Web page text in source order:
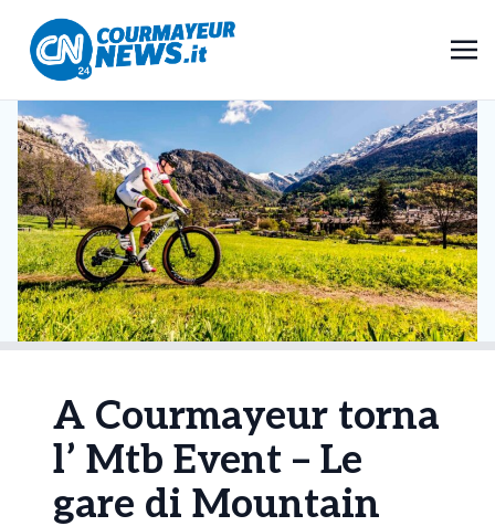
A Courmayeur torna
l’ Mtb Event – Le
gare di Mountain